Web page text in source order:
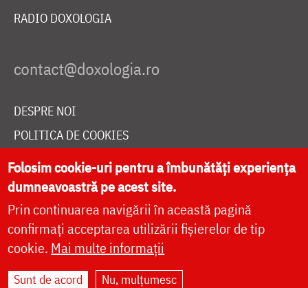
RADIO DOXOLOGIA
DESPRE NOI
POLITICA DE COOKIES
DONEAZĂ ONLINE PENTRU CATEDRALA NAȚIONALĂ
LIVE
Site dezvoltat deDOXOLOGIA MEDIA
Folosim cookie-uri pentru a îmbunătăți experiența
dumneavoastră pe acest site.
Prin continuarea navigării în această pagină
confirmați acceptarea utilizării fișierelor de tip
cookie. Mai multe informații
Sunt de acord Nu, mulțumesc